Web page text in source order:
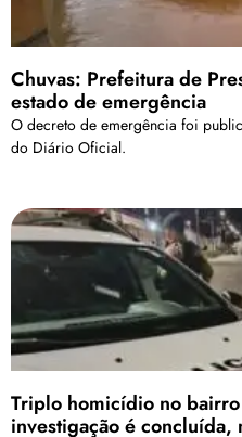
Chuvas: Prefeitura de
estado de emergência
O decreto de emergência foi
do Diário Oficial.
Triplo homicídio no bairro
investigação é concluída,